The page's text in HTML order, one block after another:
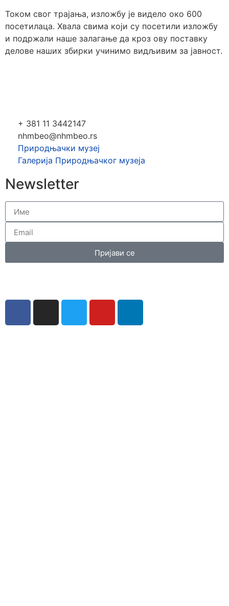
Током свог трајања, изложбу је видело око 600
посетилаца. Хвала свима који су посетили изложбу
и подржали наше залагање да кроз ову поставку
делове наших збирки учинимо видљивим за јавност.
+ 381 11 3442147
nhmbeo@nhmbeo.rs
Природњачки музеј
Галерија Природњачког музеја
Newsletter
Пријави се